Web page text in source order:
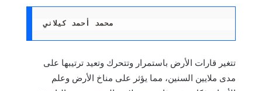
محمد أحمد كيلاني
تتغير قارات الأرض باستمرار وتتحرك وتعيد ترتيبها على
مدى ملايين السنين، مما يؤثر على مناخ الأرض وعلم